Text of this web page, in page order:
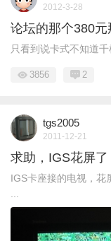
2012-3-28
论坛的那个380元
只看到说卡式不知道
3856 2
tgs2005
2011-12-21
求助，IGS花屏了
IGS卡座接的电视，花